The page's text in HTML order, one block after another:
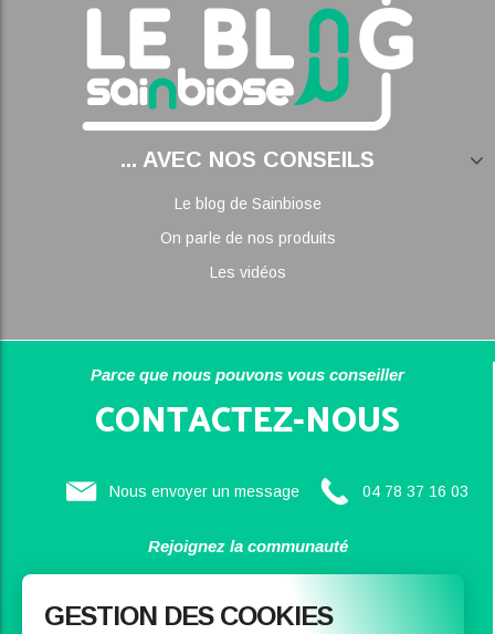
... AVEC NOS CONSEILS
Le blog de Sainbiose
On parle de nos produits
Les vidéos
Parce que nous pouvons vous conseiller
CONTACTEZ-NOUS
Nous envoyer un message 04 78 37 16 03
Rejoignez la communauté
SAINBIOSE
GESTION DES COOKIES